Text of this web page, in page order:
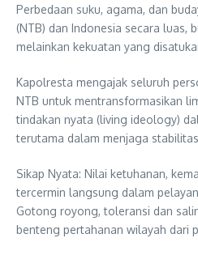
Perbedaan suku, agama, dan
(NTB) dan Indonesia secara luas,
melainkan kekuatan yang
Kapolresta mengajak seluruh
NTB untuk mentransformasikan
tindakan nyata (living ideology)
terutama dalam menjaga
Sikap Nyata: Nilai ketuhanan,
tercermin langsung dalam
Gotong royong, toleransi dan
benteng pertahanan wilayah dari